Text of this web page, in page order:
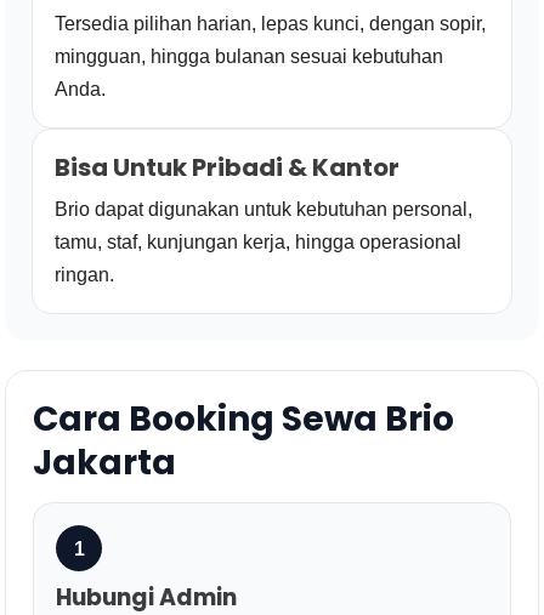
Tersedia pilihan harian, lepas kunci, dengan sopir,
mingguan, hingga bulanan sesuai kebutuhan
Anda.
Bisa Untuk Pribadi & Kantor
Brio dapat digunakan untuk kebutuhan personal,
tamu, staf, kunjungan kerja, hingga operasional
ringan.
Cara Booking Sewa Brio
Jakarta
1
Hubungi Admin